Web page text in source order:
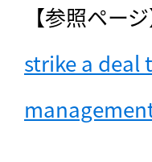
【参照ページ
strike a deal